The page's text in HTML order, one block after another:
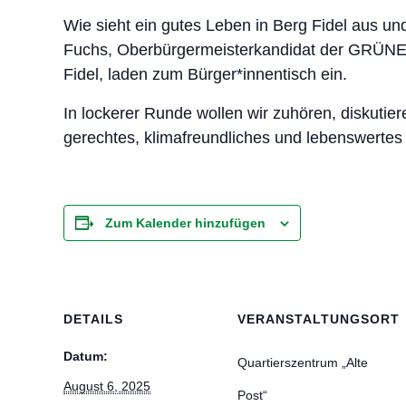
Wie sieht ein gutes Leben in Berg Fidel aus
Fuchs, Oberbürgermeisterkandidat der
Fidel, laden zum Bürger*innentisch ein.
In lockerer Runde wollen wir zuhören,
gerechtes, klimafreundliches und
Zum Kalender hinzufügen
DETAILS
Datum:
August 6, 2025
VERANSTALTUNGSORT
Quartierszentrum „Alte
Post“